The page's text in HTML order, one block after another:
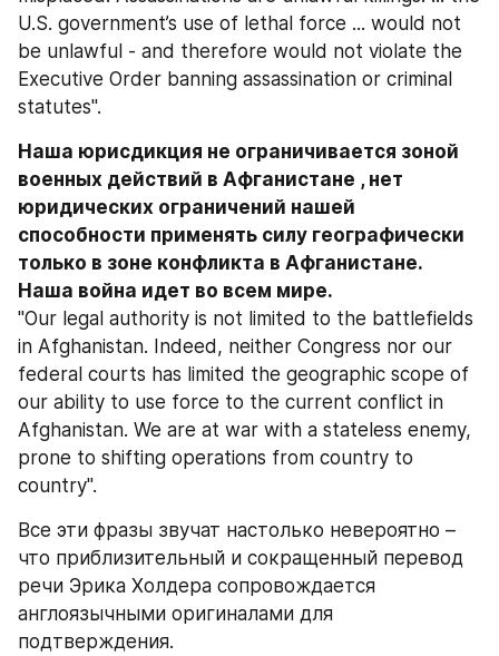
U.S. government’s use of lethal force ... would not
be unlawful - and therefore would not violate the
Executive Order banning assassination or criminal
statutes".
Наша юрисдикция не ограничивается зоной
военных действий в Афганистане , нет
юридических ограничений нашей
способности применять силу географически
только в зоне конфликта в Афганистане.
Наша война идет во всем мире.
"Our legal authority is not limited to the battlefields
in Afghanistan. Indeed, neither Congress nor our
federal courts has limited the geographic scope of
our ability to use force to the current conflict in
Afghanistan. We are at war with a stateless enemy,
prone to shifting operations from country to
country".
Все эти фразы звучат настолько невероятно –
что приблизительный и сокращенный перевод
речи Эрика Холдера сопровождается
англоязычными оригиналами для
подтверждения.